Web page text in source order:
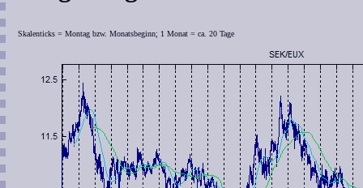
Skalenticks = Montag bzw. Monatsbeginn; 1 Monat = ca. 20 Tage